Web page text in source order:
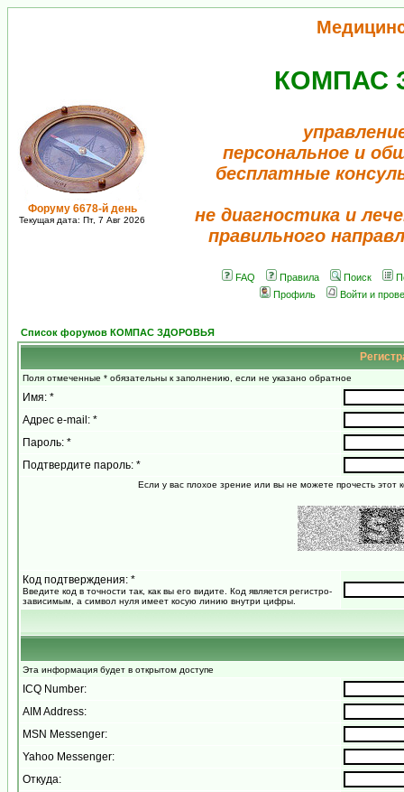
Форуму 6678-й день
Текущая дата: Пт, 7 Авг 2026
КОМПАС
персональное и
бесплатные
не диагностика и
правильного
FAQ Правила Поиск
Профиль
Войти и
Список форумов КОМПАС ЗДОРОВЬЯ
Поля отмеченные * обязательны к заполнению, если не указано обратное
Имя: *
Адрес e-mail: *
Пароль: *
Подтвердите пароль: *
Если у вас плохое зрение или вы не можете прочесть этот
Код подтверждения: *
Введите код в точности так, как вы его видите. Код является регистро-
зависимым, а символ нуля имеет косую линию внутри цифры.
Эта информация будет в открытом доступе
ICQ Number:
AIM Address:
MSN Messenger:
Yahoo Messenger:
Откуда: